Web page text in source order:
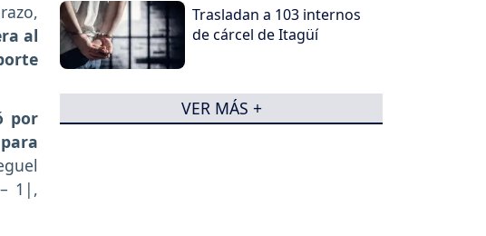
al
por
1|,
Trasladan a 103 internos
de cárcel de Itagüí
VER MÁS +